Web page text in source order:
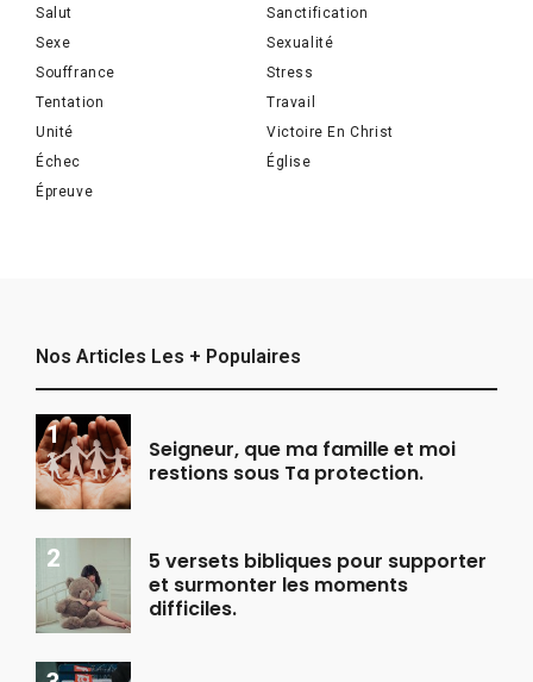
Salut
Sanctification
Sexe
Sexualité
Souffrance
Stress
Tentation
Travail
Unité
Victoire En Christ
Échec
Église
Épreuve
Nos Articles Les + Populaires
Seigneur, que ma famille et moi
restions sous Ta protection.
5 versets bibliques pour supporter
et surmonter les moments
difficiles.